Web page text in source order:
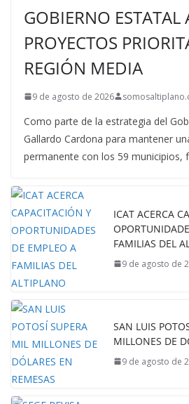
GOBIERNO ESTATAL
PROYECTOS
REGIÓN MEDIA
9 de agosto de 2026
Como parte de la estrategia del
Gallardo Cardona para mantener
permanente con los 59 municipios,
ICAT ACERCA
FAMILIAS DEL
9 de agosto de
SAN LUIS
MILLONES DE
9 de agosto de